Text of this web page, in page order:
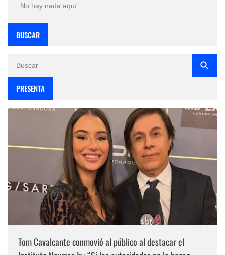
No hay nada aquí.
BUSCAR
PRESENTA
Tom Cavalcante conmovió al público al destacar el